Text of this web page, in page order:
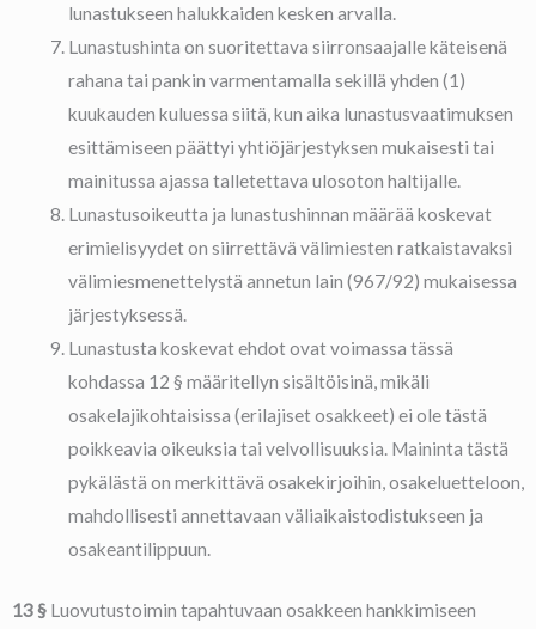
lunastukseen halukkaiden kesken arvalla.
Lunastushinta on suoritettava siirronsaajalle käteisenä
rahana tai pankin varmentamalla sekillä yhden (1)
kuukauden kuluessa siitä, kun aika lunastusvaatimuksen
esittämiseen päättyi yhtiöjärjestyksen mukaisesti tai
mainitussa ajassa talletettava ulosoton haltijalle.
Lunastusoikeutta ja lunastushinnan määrää koskevat
erimielisyydet on siirrettävä välimiesten ratkaistavaksi
välimiesmenettelystä annetun lain (967/92) mukaisessa
järjestyksessä.
Lunastusta koskevat ehdot ovat voimassa tässä
kohdassa 12 § määritellyn sisältöisinä, mikäli
osakelajikohtaisissa (erilajiset osakkeet) ei ole tästä
poikkeavia oikeuksia tai velvollisuuksia. Maininta tästä
pykälästä on merkittävä osakekirjoihin, osakeluetteloon,
mahdollisesti annettavaan väliaikaistodistukseen ja
osakeantilippuun.
13 § Luovutustoimin tapahtuvaan osakkeen hankkimiseen